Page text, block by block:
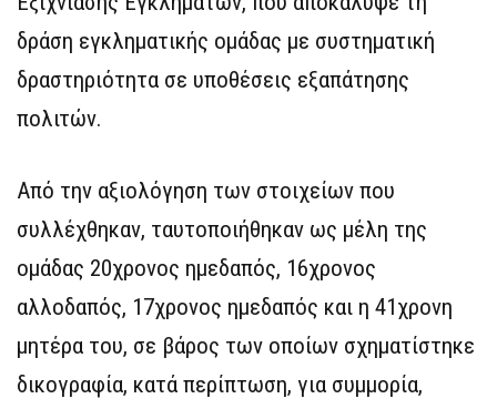
δράση εγκληματικής ομάδας με συστηματική
δραστηριότητα σε υποθέσεις εξαπάτησης
πολιτών.
Από την αξιολόγηση των στοιχείων που
συλλέχθηκαν, ταυτοποιήθηκαν ως μέλη της
ομάδας 20χρονος ημεδαπός, 16χρονος
αλλοδαπός, 17χρονος ημεδαπός και η 41χρονη
μητέρα του, σε βάρος των οποίων σχηματίστηκε
δικογραφία, κατά περίπτωση, για συμμορία,